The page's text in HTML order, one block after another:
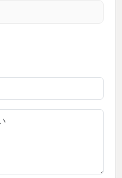
らなくなるほど中に
を迷わずに歩けるよ
驚かされます。